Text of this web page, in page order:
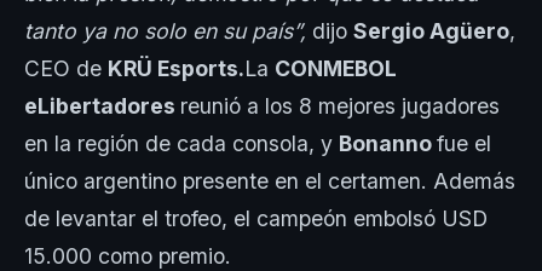
tanto ya no solo en su país”, dijo Sergio Agüero,
CEO de KRÜ Esports.La CONMEBOL
eLibertadores reunió a los 8 mejores jugadores
en la región de cada consola, y Bonannofue el
único argentino presente en el certamen. Además
de levantar el trofeo, el campeón embolsó USD
15.000 como premio.